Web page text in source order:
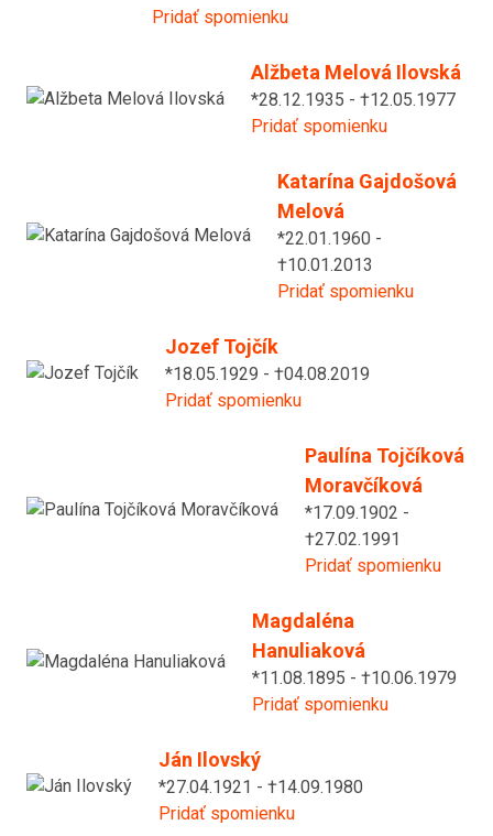
Pridať spomienku
Alžbeta Melová Ilovská
*28.12.1935 - †12.05.1977
Pridať spomienku
Katarína Gajdošová
Melová
*22.01.1960 -
†10.01.2013
Pridať spomienku
Jozef Tojčík
*18.05.1929 - †04.08.2019
Pridať spomienku
Paulína Tojčíková
Moravčíková
*17.09.1902 -
†27.02.1991
Pridať spomienku
Magdaléna
Hanuliaková
*11.08.1895 - †10.06.1979
Pridať spomienku
Ján Ilovský
*27.04.1921 - †14.09.1980
Pridať spomienku